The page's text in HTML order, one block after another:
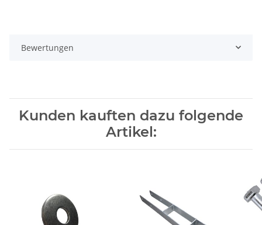
Bewertungen
Kunden kauften dazu folgende
Artikel: